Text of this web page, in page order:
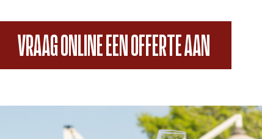
VRAAG ONLINE EEN OFFERTE AAN